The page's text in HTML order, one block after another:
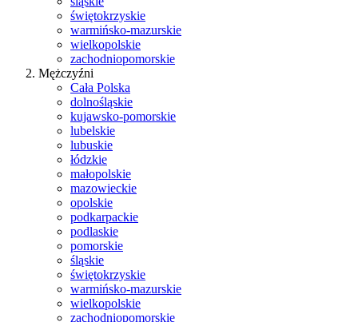
świętokrzyskie
warmińsko-mazurskie
wielkopolskie
zachodniopomorskie
Mężczyźni
Cała Polska
dolnośląskie
kujawsko-pomorskie
lubelskie
lubuskie
łódzkie
małopolskie
mazowieckie
opolskie
podkarpackie
podlaskie
pomorskie
śląskie
świętokrzyskie
warmińsko-mazurskie
wielkopolskie
zachodniopomorskie